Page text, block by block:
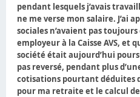
pendant lesquels j’avais
ne me verse mon salaire. J’ai
sociales n’avaient pas
employeur à la Caisse AVS, et
société était aujourd’hui
pas reversé, pendant plus
cotisations pourtant déduites
pour ma retraite et le calcul